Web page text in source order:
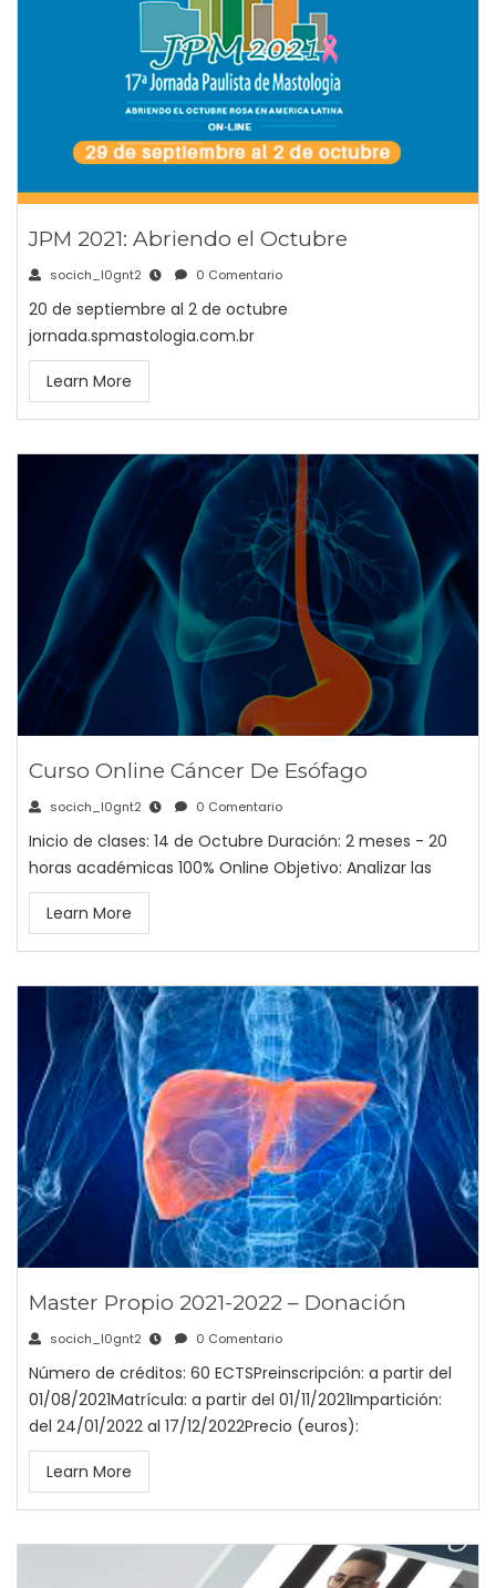
JPM 2021: Abriendo el Octubre
socich_l0gnt2 0 Comentario
20 de septiembre al 2 de octubre
jornada.spmastologia.com.br
Learn More
Curso Online Cáncer De Esófago
socich_l0gnt2 0 Comentario
Inicio de clases: 14 de Octubre Duración: 2 meses - 20
horas académicas 100% Online Objetivo: Analizar las
Learn More
Master Propio 2021-2022 – Donación
socich_l0gnt2 0 Comentario
Número de créditos: 60 ECTSPreinscripción: a partir del
01/08/2021Matrícula: a partir del 01/11/2021Impartición:
del 24/01/2022 al 17/12/2022Precio (euros):
Learn More